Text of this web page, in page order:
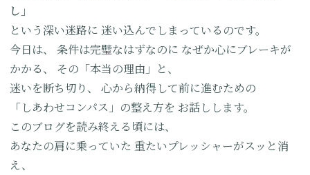
し」
という深い迷路に 迷い込んでしまっているのです。
今日は、
条件は完璧なはずなのに なぜか心にブレーキが
かかる、
その「本当の理由」と、
迷いを断ち切り、
心から納得して前に進むための
「しあわせコンパス」の整え方を お話しします。
このブログを読み終える頃には、
あなたの肩に乗っていた 重たいプレッシャーがスッと消
え、